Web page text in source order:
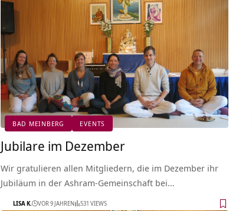
BAD MEINBERG EVENTS
Jubilare im Dezember
Wir gratulieren allen Mitgliedern, die im Dezember ihr
Jubiläum in der Ashram-Gemeinschaft bei…
LISA K. VOR 9 JAHREN 531 VIEWS